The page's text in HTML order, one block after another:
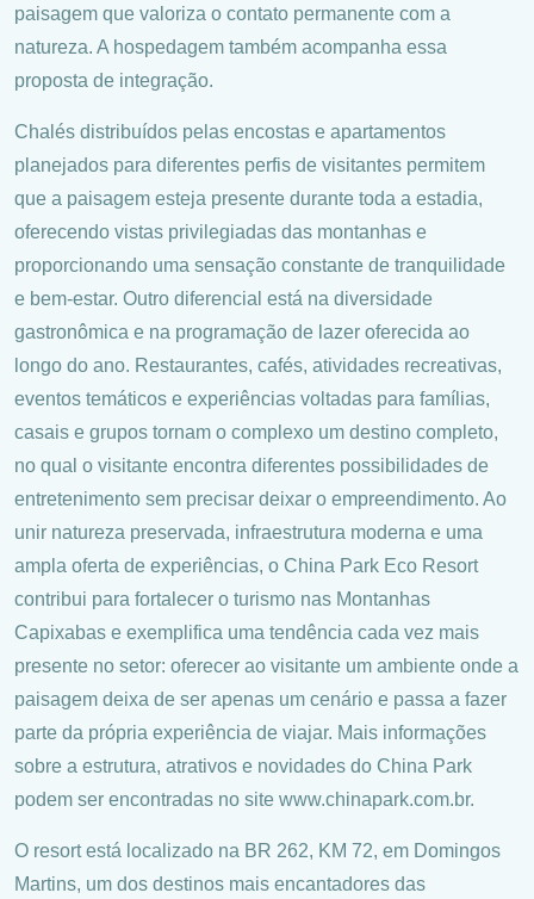
paisagem que valoriza o contato permanente com a
natureza. A hospedagem também acompanha essa
proposta de integração.
Chalés distribuídos pelas encostas e apartamentos
planejados para diferentes perfis de visitantes permitem
que a paisagem esteja presente durante toda a estadia,
oferecendo vistas privilegiadas das montanhas e
proporcionando uma sensação constante de tranquilidade
e bem-estar. Outro diferencial está na diversidade
gastronômica e na programação de lazer oferecida ao
longo do ano. Restaurantes, cafés, atividades recreativas,
eventos temáticos e experiências voltadas para famílias,
casais e grupos tornam o complexo um destino completo,
no qual o visitante encontra diferentes possibilidades de
entretenimento sem precisar deixar o empreendimento. Ao
unir natureza preservada, infraestrutura moderna e uma
ampla oferta de experiências, o China Park Eco Resort
contribui para fortalecer o turismo nas Montanhas
Capixabas e exemplifica uma tendência cada vez mais
presente no setor: oferecer ao visitante um ambiente onde a
paisagem deixa de ser apenas um cenário e passa a fazer
parte da própria experiência de viajar. Mais informações
sobre a estrutura, atrativos e novidades do China Park
podem ser encontradas no site www.chinapark.com.br.
O resort está localizado na BR 262, KM 72, em Domingos
Martins, um dos destinos mais encantadores das